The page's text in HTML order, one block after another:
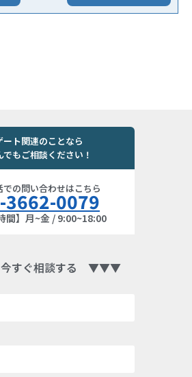
ート関連のことなら
でもご相談ください！
での問い合わせはこちら
3662-0079
間】月~金 / 9:00~18:00
ぐ相談する ▼▼▼